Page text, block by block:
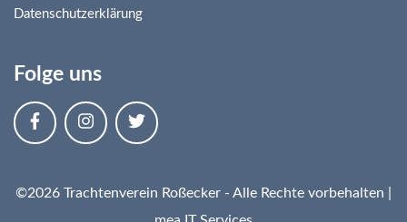
Datenschutzerklärung
Folge uns
©2026 Trachtenverein Roßecker - Alle Rechte vorbehalten |